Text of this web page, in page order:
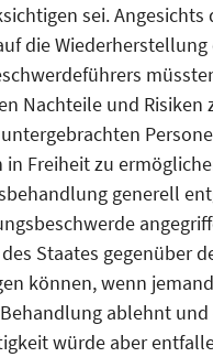
sei.
die
Nachteile und
Freiheit zu
generell
Staates gegenüber
können, wenn
ablehnt
würde aber